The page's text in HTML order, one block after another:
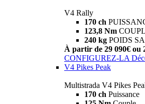
V4 Rally
170 ch
123,8 Nm
240 kg POIDS
À partir de 29 090€ ou
CONFIGUREZ-LA
V4 Pikes Peak
Multistrada V4 Pikes
170 ch Puissance